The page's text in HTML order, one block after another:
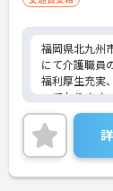
福岡県北九州
にて介護職員
福利厚生充実
っております
年間休日も
ートと両立す
ご興味のある
でお気軽にお